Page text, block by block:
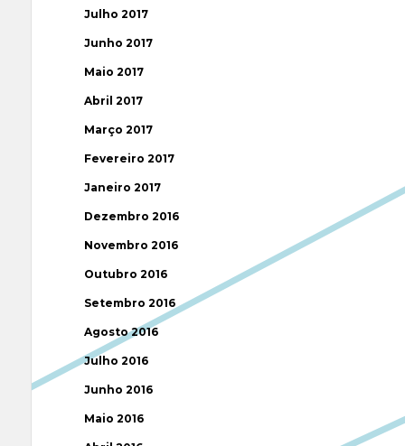
Julho 2017
Junho 2017
Maio 2017
Abril 2017
Março 2017
Fevereiro 2017
Janeiro 2017
Dezembro 2016
Novembro 2016
Outubro 2016
Setembro 2016
Agosto 2016
Julho 2016
Junho 2016
Maio 2016